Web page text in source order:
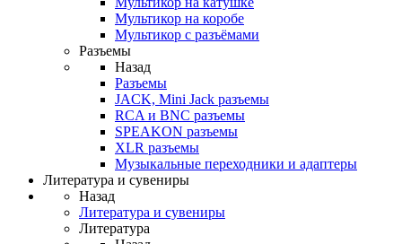
Мультикор на коробе
Мультикор с разъёмами
Разъемы
Назад
Разъемы
JACK, Mini Jack разъемы
RCA и BNC разъемы
SPEAKON разъемы
XLR разъемы
Музыкальные переходники и адаптеры
Литература и сувениры
Назад
Литература и сувениры
Литература